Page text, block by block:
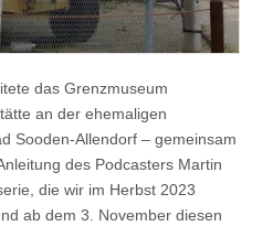
das Grenzmuseum
an der ehemaligen
Sooden-Allendorf – gemeinsam
des Podcasters Martin
die wir im Herbst 2023
ab dem 3. November diesen